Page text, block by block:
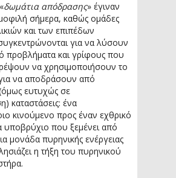
δωμάτια απόδρασης» έγιναν
σήμερα, καθώς ομάδες
και των επιπέδων
για να λύσουν
προβλήματα και γρίφους που
να χρησιμοποιήσουν το
να αποδράσουν από
ευτυχώς σε
καταστάσεις: ένα
κινούμενο προς έναν εχθρικό
υποβρύχιο που ξεμένει από
μονάδα πυρηνικής ενέργειας
η τήξη του πυρηνικού